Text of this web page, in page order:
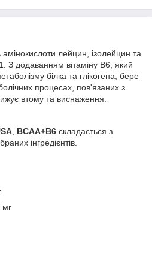
амінокислоти лейцин, ізолейцин та
З додаванням вітаміну B6, який
білка та глікогена, бере
процесах, пов'язаних з
втому та виснаження.
BCAA+B6 складається з
інгредієнтів.
мг